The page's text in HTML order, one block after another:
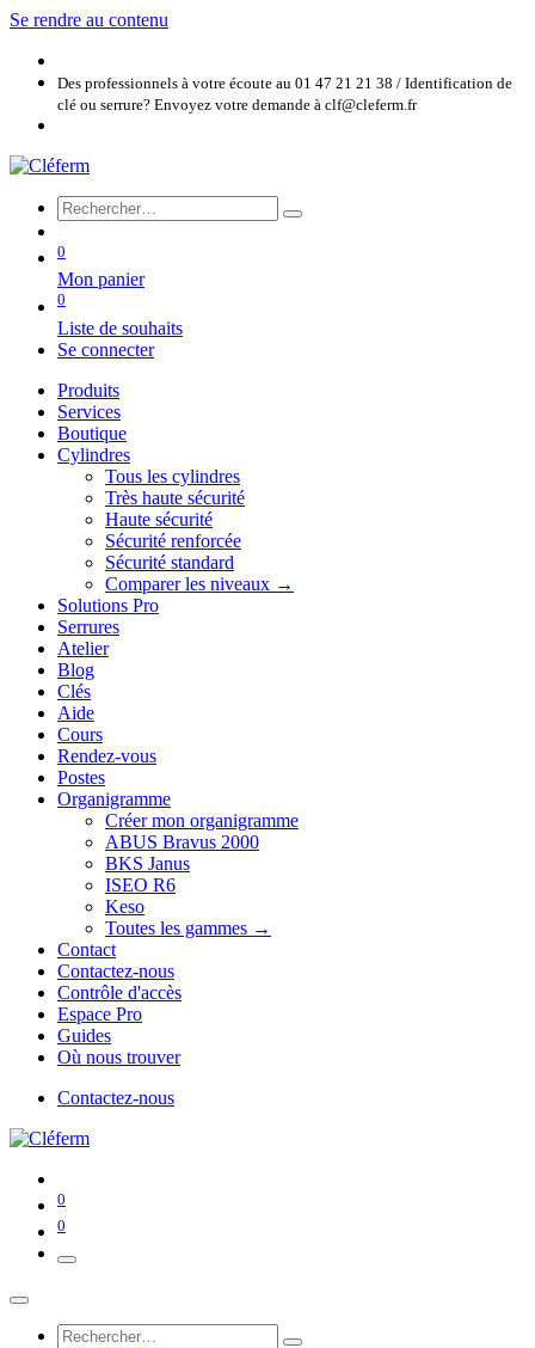
Se rendre au contenu
Des professionnels à votre écoute au 01 47 21 21 38 / Identification de
clé ou serrure? Envoyez votre demande à clf@cleferm.fr
0
Mon panier
0
Liste de souhaits
Se connecter
Produits
Services
Boutique
Cylindres
Tous les cylindres
Très haute sécurité
Haute sécurité
Sécurité renforcée
Sécurité standard
Comparer les niveaux →
Solutions Pro
Serrures
Atelier
Blog
Clés
Aide
Cours
Rendez-vous
Postes
Organigramme
Créer mon organigramme
ABUS Bravus 2000
BKS Janus
ISEO R6
Keso
Toutes les gammes →
Contact
Contactez-nous
Contrôle d'accès
Espace Pro
Guides
Où nous trouver
Contactez-nous
0
0